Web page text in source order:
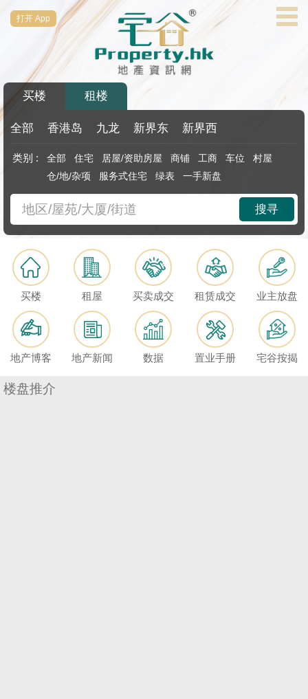
代
理
楼/
交
业
主
盘
宅
谷
按
揭
地
产
打开 App
买楼 租楼
全部 香港岛 九龙 新界东 新界西
类别 : 全部 住宅 居屋/资助房屋 商铺 工商 车位
村屋
仓/地/杂项
服务式住宅 绿表 一手新盘
搜寻
买楼 租屋 买卖成交 租赁成交 业主放盘
地产博客 地产新闻 数据 置业手册 宅谷按揭
楼盘推介